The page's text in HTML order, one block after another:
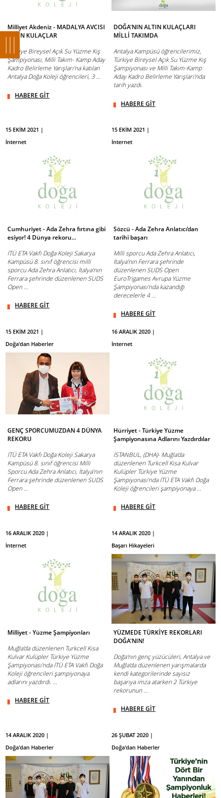
Milliyet Akdeniz - MADALYA AVCISI
ALTIN KULAÇLAR
Türkiye Bireysel Açık Su Yüzme Kış
Şampiyonası, Milli Takım- Kamp Aday
Kadro Belirleme Yarışları'na katılan
Antalya Doğa Koleji öğrencileri, 3 ...
HABERE GİT
DOĞA'NIN ALTIN KULAÇLARI
MİLLİ TAKIMDA
Antalya Kampüsü öğrencilerimiz,
Türkiye Bireysel Açık Su Yüzme Kış
Şampiyonası ve Milli Takım-Kamp
Aday Kadro Belirleme Yarışları'nda
tarih yazdı.
HABERE GİT
15 EKİM 2021 |
İnternet
Cumhuriyet - Ada Zehra fırtına gibi
esiyor! 4 Dünya rekoru...
İTÜ ETA Vakfı Doğa Koleji Sakarya
Kampüsü 8. sınıf öğrencisi milli
sporcu Ada Zehra Anlatıcı, İtalya’nın
Ferrara şehrinde düzenlenen SUDS
Open ...
HABERE GİT
15 EKİM 2021 |
İnternet
Sözcü - Ada Zehra Anlatıcı’dan
tarihi başarı
Milli sporcu Ada Zehra Anlatıcı,
İtalya’nın Ferrara şehrinde
düzenlenen SUDS Open
EuroTrigames Avrupa Yüzme
Şampiyonası’nda kazandığı
derecelerle 4 ...
HABERE GİT
15 EKİM 2021 |
Doğa'dan Haberler
GENÇ SPORCUMUZDAN 4 DÜNYA
REKORU
İTÜ ETA Vakfı Doğa Koleji Sakarya
Kampüsü 8. sınıf öğrencisi Milli
Sporcu Ada Zehra Anlatıcı, İtalya’nın
Ferrara şehrinde düzenlenen SUDS
Open ...
HABERE GİT
16 ARALIK 2020 |
İnternet
Hürriyet - Türkiye Yüzme
Şampiyonasına Adlarını Yazdırdılar
İSTANBUL, (DHA)- Muğla’da
düzenlenen Turkcell Kısa Kulvar
Kulüpler Türkiye Yüzme
Şampiyonası’nda İTÜ ETA Vakfı Doğa
Koleji öğrencileri şampiyonaya ...
HABERE GİT
16 ARALIK 2020 |
İnternet
Milliyet - Yüzme Şampiyonları
Muğla’da düzenlenen Turkcell Kısa
Kulvar Kulüpler Türkiye Yüzme
Şampiyonası’nda İTÜ ETA Vakfı Doğa
Koleji öğrencileri şampiyonaya
adlarını yazdırdı. ...
HABERE GİT
14 ARALIK 2020 |
Başarı Hikayeleri
YÜZMEDE TÜRKİYE REKORLARI
DOĞA'NIN!
Doğa'nın genç yüzücüleri, Antalya ve
Muğla'da düzenlenen yarışmalarda
kendi kategorilerinde sayısız
başarıya imza atarken 2 Türkiye
rekorunun ...
HABERE GİT
14 ARALIK 2020 |
Doğa'dan Haberler
26 ŞUBAT 2020 |
Doğa'dan Haberler